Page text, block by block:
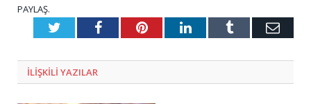
PAYLAŞ.
TwitterFacebookPinterestLinkedInTumblr E-
ILIŞKILI YAZILAR